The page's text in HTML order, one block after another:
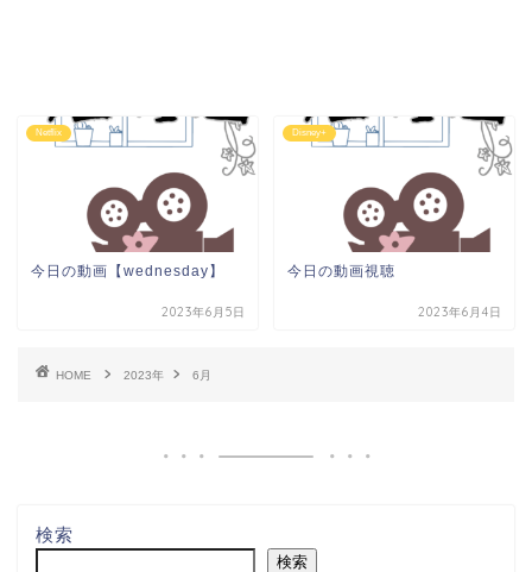
Netflix
今日の動画【wednesday】
2023年6月5日
Disney+
今日の動画視聴
2023年6月4日
HOME 2023年 6月
検索
検索